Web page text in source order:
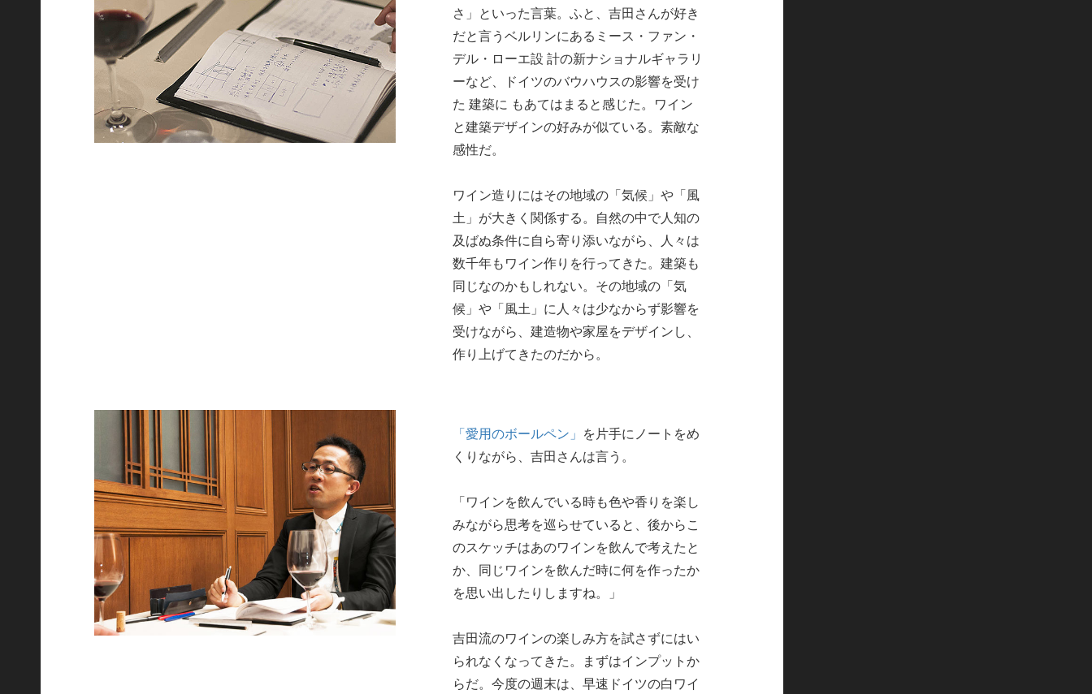
さ」といった言葉。ふと、吉田さんが好き
だと言うベルリンにあるミース・ファン・
デル・ローエ設 計の新ナショナルギャラリ
ーなど、ドイツのバウハウスの影響を受け
た 建築に もあてはまると感じた。ワイン
と建築デザインの好みが似ている。素敵な
感性だ。
ワイン造りにはその地域の「気候」や「風
土」が大きく関係する。自然の中で人知の
及ばぬ条件に自ら寄り添いながら、人々は
数千年もワイン作りを行ってきた。建築も
同じなのかもしれない。その地域の「気
候」や「風土」に人々は少なからず影響を
受けながら、建造物や家屋をデザインし、
作り上げてきたのだから。
「愛用のボールペン」 を片手にノートをめ
くりながら、吉田さんは言う。
「ワインを飲んでいる時も色や香りを楽し
みながら思考を巡らせていると、後からこ
のスケッチはあのワインを飲んで考えたと
か、同じワインを飲んだ時に何を作ったか
を思い出したりしますね。」
吉田流のワインの楽しみ方を試さずにはい
られなくなってきた。まずはインプットか
らだ。今度の週末は、早速ドイツの白ワイ